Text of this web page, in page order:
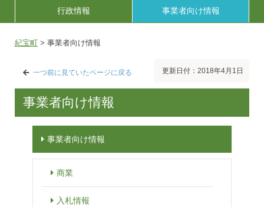
行政情報 事業者向け情報
紀宝町 > 事業者向け情報
一つ前に見ていたページに戻る 更新日付：2018年4月1日
事業者向け情報
事業者向け情報
商業
入札情報